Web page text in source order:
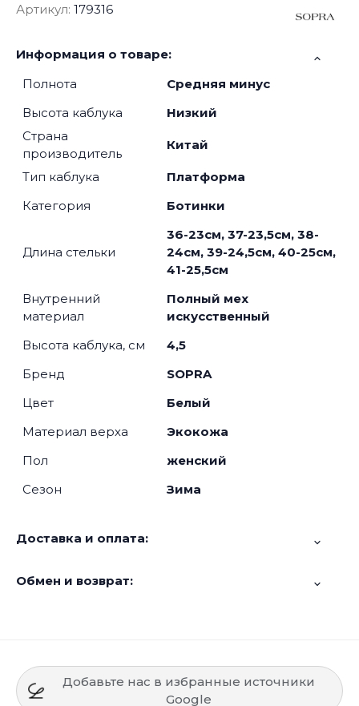
Артикул: 179316
Информация о товаре:
Полнота
Средняя минус
Высота каблука
Низкий
Страна
производитель
Китай
Тип каблука
Платформа
Категория
Ботинки
Длина стельки
36-23см, 37-23,5см, 38-
24см, 39-24,5см, 40-25см,
41-25,5см
Внутренний
материал
Полный мех
искусственный
Высота каблука, см
4,5
Бренд
SOPRA
Цвет
Белый
Материал верха
Экокожа
Пол
женский
Сезон
Зима
Доставка и оплата:
Обмен и возврат:
Добавьте нас в избранные источники
Google